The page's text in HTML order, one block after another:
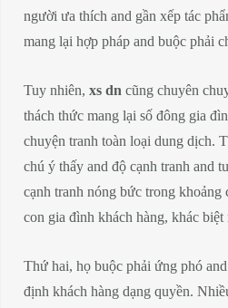
người ưa thích and gần xếp tác
mang lại hợp pháp and buộc phải
Tuy nhiên, xs dn cũng chuyên
thách thức mang lại số đông gia
chuyện tranh toàn loại dung dịch.
chú ý thấy and độ cạnh tranh and
cạnh tranh nóng bức trong khoảng
con gia đình khách hàng, khác biệt
Thứ hai, họ buộc phải ứng phó
định khách hàng dạng quyền.